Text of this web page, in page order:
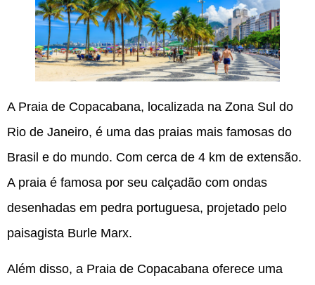
A Praia de Copacabana, localizada na Zona Sul do
Rio de Janeiro, é uma das praias mais famosas do
Brasil e do mundo. Com cerca de 4 km de extensão.
A praia é famosa por seu calçadão com ondas
desenhadas em pedra portuguesa, projetado pelo
paisagista Burle Marx.
Além disso, a Praia de Copacabana oferece uma